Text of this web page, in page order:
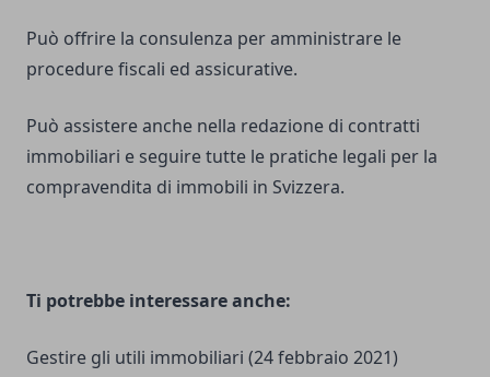
Può offrire la consulenza per amministrare le
procedure fiscali ed assicurative.
Può assistere anche nella redazione di contratti
immobiliari e seguire tutte le pratiche legali per la
compravendita di immobili in Svizzera.
Ti potrebbe interessare anche:
Gestire gli utili immobiliari (24 febbraio 2021)